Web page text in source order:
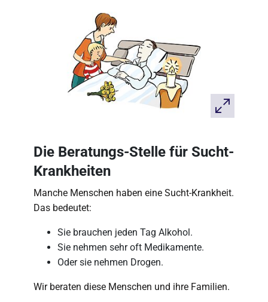
Die Beratungs-Stelle für Sucht-
Krankheiten
Manche Menschen haben eine Sucht-Krankheit.
Das bedeutet:
Sie brauchen jeden Tag Alkohol.
Sie nehmen sehr oft Medikamente.
Oder sie nehmen Drogen.
Wir beraten diese Menschen und ihre Familien.